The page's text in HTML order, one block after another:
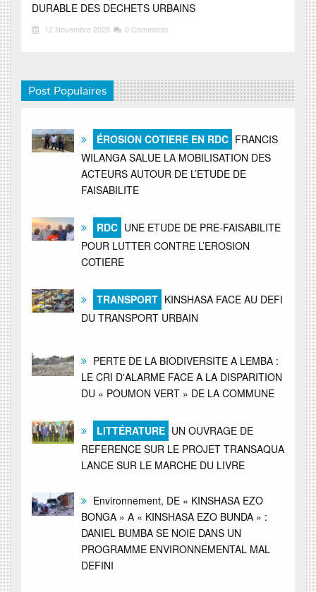
DURABLE DES DECHETS URBAINS
12 Novembre 2025 0 Comments
Post Populaires
ÉROSION COTIERE EN RDC FRANCIS
WILANGA SALUE LA MOBILISATION DES
ACTEURS AUTOUR DE L’ETUDE DE
FAISABILITE
RDC UNE ETUDE DE PRE-FAISABILITE
POUR LUTTER CONTRE L’EROSION
COTIERE
TRANSPORT KINSHASA FACE AU DEFI
DU TRANSPORT URBAIN
PERTE DE LA BIODIVERSITE A LEMBA :
LE CRI D'ALARME FACE A LA DISPARITION
DU « POUMON VERT » DE LA COMMUNE
LITTÉRATURE UN OUVRAGE DE
REFERENCE SUR LE PROJET TRANSAQUA
LANCE SUR LE MARCHE DU LIVRE
Environnement, DE « KINSHASA EZO
BONGA » A « KINSHASA EZO BUNDA » :
DANIEL BUMBA SE NOIE DANS UN
PROGRAMME ENVIRONNEMENTAL MAL
DEFINI